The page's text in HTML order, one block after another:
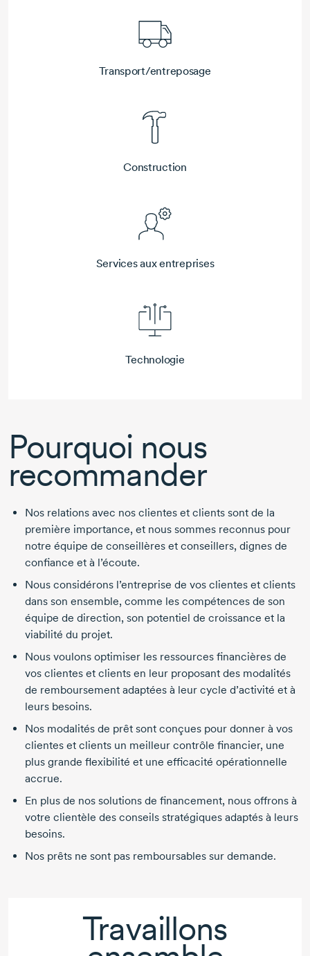
Transport/entreposage
Construction
Services aux entreprises
Technologie
Pourquoi nous
recommander
Nos relations avec nos clientes et clients sont de la
première importance, et nous sommes reconnus pour
notre équipe de conseillères et conseillers, dignes de
confiance et à l’écoute.
Nous considérons l’entreprise de vos clientes et clients
dans son ensemble, comme les compétences de son
équipe de direction, son potentiel de croissance et la
viabilité du projet.
Nous voulons optimiser les ressources financières de
vos clientes et clients en leur proposant des modalités
de remboursement adaptées à leur cycle d’activité et à
leurs besoins.
Nos modalités de prêt sont conçues pour donner à vos
clientes et clients un meilleur contrôle financier, une
plus grande flexibilité et une efficacité opérationnelle
accrue.
En plus de nos solutions de financement, nous offrons à
votre clientèle des conseils stratégiques adaptés à leurs
besoins.
Nos prêts ne sont pas remboursables sur demande.
Travaillons